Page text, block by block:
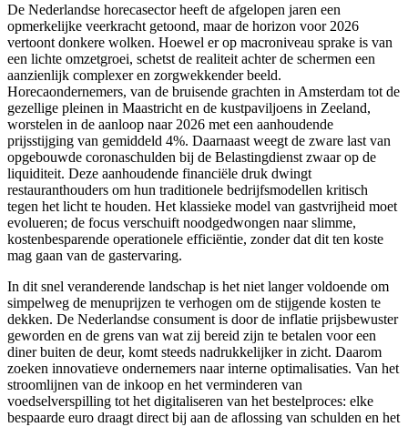
De Nederlandse horecasector heeft de afgelopen jaren een
opmerkelijke veerkracht getoond, maar de horizon voor 2026
vertoont donkere wolken. Hoewel er op macroniveau sprake is van
een lichte omzetgroei, schetst de realiteit achter de schermen een
aanzienlijk complexer en zorgwekkender beeld.
Horecaondernemers, van de bruisende grachten in Amsterdam tot de
gezellige pleinen in Maastricht en de kustpaviljoens in Zeeland,
worstelen in de aanloop naar 2026 met een aanhoudende
prijsstijging van gemiddeld 4%. Daarnaast weegt de zware last van
opgebouwde coronaschulden bij de Belastingdienst zwaar op de
liquiditeit. Deze aanhoudende financiële druk dwingt
restauranthouders om hun traditionele bedrijfsmodellen kritisch
tegen het licht te houden. Het klassieke model van gastvrijheid moet
evolueren; de focus verschuift noodgedwongen naar slimme,
kostenbesparende operationele efficiëntie, zonder dat dit ten koste
mag gaan van de gastervaring.
In dit snel veranderende landschap is het niet langer voldoende om
simpelweg de menuprijzen te verhogen om de stijgende kosten te
dekken. De Nederlandse consument is door de inflatie prijsbewuster
geworden en de grens van wat zij bereid zijn te betalen voor een
diner buiten de deur, komt steeds nadrukkelijker in zicht. Daarom
zoeken innovatieve ondernemers naar interne optimalisaties. Van het
stroomlijnen van de inkoop en het verminderen van
voedselverspilling tot het digitaliseren van het bestelproces: elke
bespaarde euro draagt direct bij aan de aflossing van schulden en het